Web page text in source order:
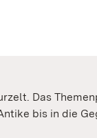
Das
bis in die